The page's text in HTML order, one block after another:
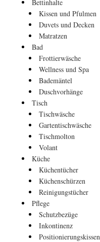
Bettinhalte
Kissen und Pfulmen
Duvets und Decken
Matratzen
Bad
Frottierwäsche
Wellness und Spa
Bademäntel
Duschvorhänge
Tisch
Tischwäsche
Gartentischwäsche
Tischmolton
Volant
Küche
Küchentücher
Küchenschürzen
Reinigungstücher
Pflege
Schutzbezüge
Inkontinenz
Positionierungskissen